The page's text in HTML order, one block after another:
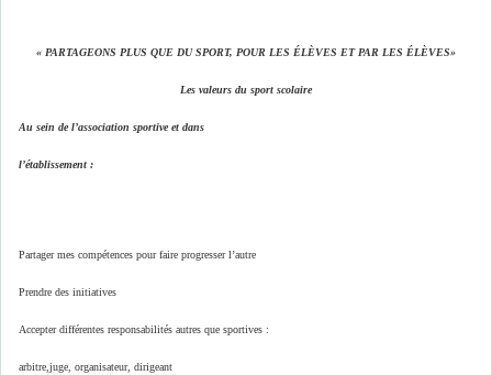
« PARTAGEONS PLUS QUE DU SPORT, POUR LES ÉLÈVES ET PAR LES ÉLÈVES»
Les valeurs du sport scolaire
Au sein de l’association sportive et dans
l’établissement :
Partager mes compétences pour faire progresser l’autre
Prendre des initiatives
Accepter différentes responsabilités autres que sportives :
arbitre,juge, organisateur, dirigeant